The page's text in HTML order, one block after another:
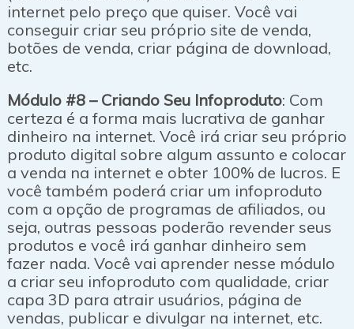
internet pelo preço que quiser. Você vai
conseguir criar seu próprio site de venda,
botões de venda, criar página de download,
etc.
Módulo #8 – Criando Seu Infoproduto: Com
certeza é a forma mais lucrativa de ganhar
dinheiro na internet. Você irá criar seu próprio
produto digital sobre algum assunto e colocar
a venda na internet e obter 100% de lucros. E
você também poderá criar um infoproduto
com a opção de programas de afiliados, ou
seja, outras pessoas poderão revender seus
produtos e você irá ganhar dinheiro sem
fazer nada. Você vai aprender nesse módulo
a criar seu infoproduto com qualidade, criar
capa 3D para atrair usuários, página de
vendas, publicar e divulgar na internet, etc.